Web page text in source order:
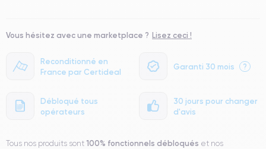
Reconditionné en
France par Certideal
Garanti 30 mois ?
Débloqué tous
opérateurs
30 jours pour changer
d'avis
Vous hésitez avec une marketplace ? Lisez ceci !
Tous nos produits sont 100% fonctionnels débloqués et nos